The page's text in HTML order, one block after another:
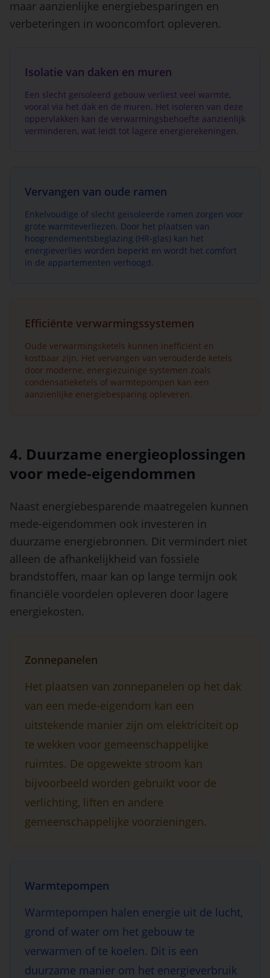
maar aanzienlijke energiebesparingen en
verbeteringen in wooncomfort opleveren.
Isolatie van daken en muren
Een slecht geïsoleerd gebouw verliest veel warmte,
vooral via het dak en de muren. Het isoleren van deze
oppervlakken kan de verwarmingsbehoefte aanzienlijk
verminderen, wat leidt tot lagere energierekeningen.
Vervangen van oude ramen
Enkelvoudige of slecht geïsoleerde ramen zorgen voor
grote warmteverliezen. Door het plaatsen van
hoogrendementsbeglazing (HR-glas) kan het
energieverlies worden beperkt en wordt het comfort
in de appartementen verhoogd.
Efficiënte verwarmingssystemen
Oude verwarmingsketels kunnen inefficiënt en
kostbaar zijn. Het vervangen van verouderde ketels
door moderne, energiezuinige systemen zoals
condensatieketels of warmtepompen kan een
aanzienlijke energiebesparing opleveren.
4. Duurzame energieoplossingen
voor mede-eigendommen
Naast energiebesparende maatregelen kunnen
mede-eigendommen ook investeren in
duurzame energiebronnen. Dit vermindert niet
alleen de afhankelijkheid van fossiele
brandstoffen, maar kan op lange termijn ook
financiële voordelen opleveren door lagere
energiekosten.
Zonnepanelen
Het plaatsen van zonnepanelen op het dak
van een mede-eigendom kan een
uitstekende manier zijn om elektriciteit op
te wekken voor gemeenschappelijke
ruimtes. De opgewekte stroom kan
bijvoorbeeld worden gebruikt voor de
verlichting, liften en andere
gemeenschappelijke voorzieningen.
Warmtepompen
Warmtepompen halen energie uit de lucht,
grond of water om het gebouw te
verwarmen of te koelen. Dit is een
duurzame manier om het energieverbruik